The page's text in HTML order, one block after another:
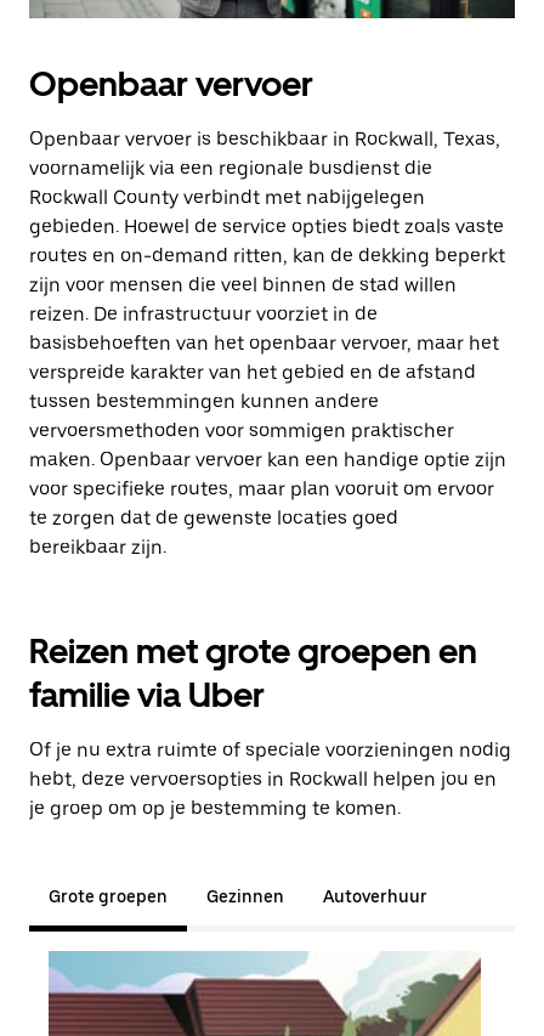
Openbaar vervoer
Openbaar vervoer is beschikbaar in Rockwall, Texas,
voornamelijk via een regionale busdienst die
Rockwall County verbindt met nabijgelegen
gebieden. Hoewel de service opties biedt zoals vaste
routes en on-demand ritten, kan de dekking beperkt
zijn voor mensen die veel binnen de stad willen
reizen. De infrastructuur voorziet in de
basisbehoeften van het openbaar vervoer, maar het
verspreide karakter van het gebied en de afstand
tussen bestemmingen kunnen andere
vervoersmethoden voor sommigen praktischer
maken. Openbaar vervoer kan een handige optie zijn
voor specifieke routes, maar plan vooruit om ervoor
te zorgen dat de gewenste locaties goed
bereikbaar zijn.
Reizen met grote groepen en
familie via Uber
Of je nu extra ruimte of speciale voorzieningen nodig
hebt, deze vervoersopties in Rockwall helpen jou en
je groep om op je bestemming te komen.
Grote groepen Gezinnen Autoverhuur